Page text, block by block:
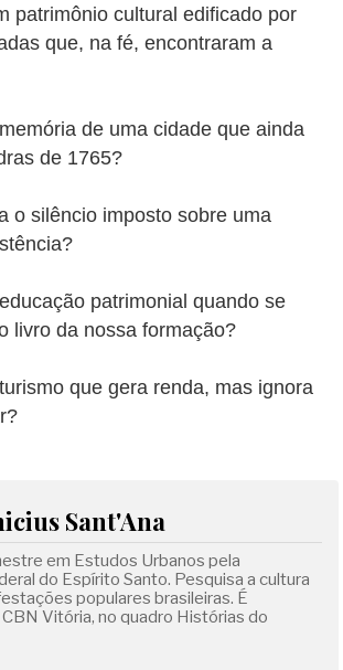
patrimônio cultural edificado por
que, na fé, encontraram a
de uma cidade que ainda
de 1765?
o silêncio imposto sobre uma
patrimonial quando se
livro da nossa formação?
que gera renda, mas ignora
Sant'Ana
em Estudos Urbanos pela
do Espírito Santo. Pesquisa a cultura
populares brasileiras. É
Vitória, no quadro Histórias do